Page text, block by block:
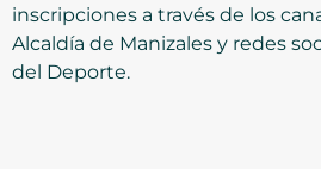
inscripciones a través de los
Alcaldía de Manizales y redes
del Deporte.